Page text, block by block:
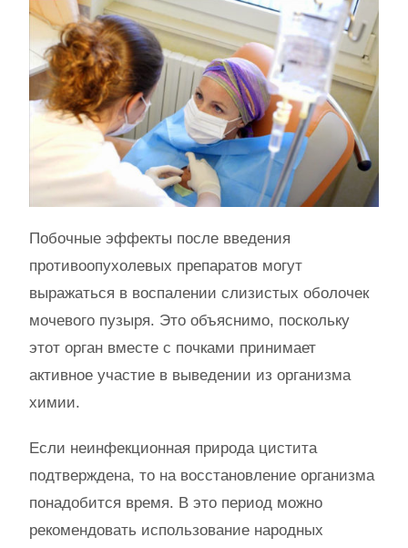
Побочные эффекты после введения
противоопухолевых препаратов могут
выражаться в воспалении слизистых оболочек
мочевого пузыря. Это объяснимо, поскольку
этот орган вместе с почками принимает
активное участие в выведении из организма
химии.
Если неинфекционная природа цистита
подтверждена, то на восстановление организма
понадобится время. В это период можно
рекомендовать использование народных